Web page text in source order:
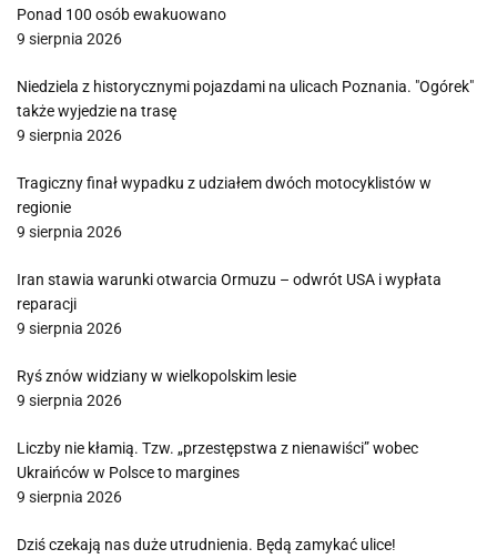
Ponad 100 osób ewakuowano
9 sierpnia 2026
Niedziela z historycznymi pojazdami na ulicach Poznania. "Ogórek"
także wyjedzie na trasę
9 sierpnia 2026
Tragiczny finał wypadku z udziałem dwóch motocyklistów w
regionie
9 sierpnia 2026
Iran stawia warunki otwarcia Ormuzu – odwrót USA i wypłata
reparacji
9 sierpnia 2026
Ryś znów widziany w wielkopolskim lesie
9 sierpnia 2026
Liczby nie kłamią. Tzw. „przestępstwa z nienawiści” wobec
Ukraińców w Polsce to margines
9 sierpnia 2026
Dziś czekają nas duże utrudnienia. Będą zamykać ulice!